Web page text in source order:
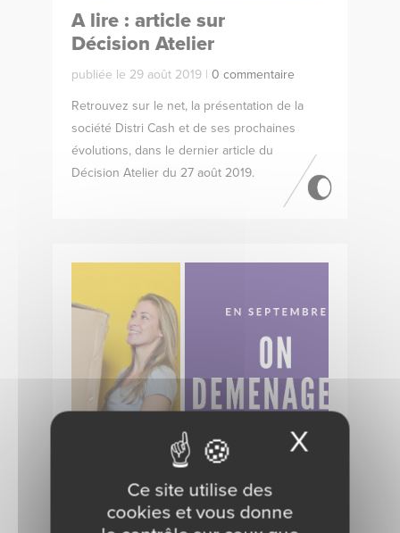
A lire : article sur
Décision Atelier
publiée le 29 août 2019 | 0 commentaire
Retrouvez sur le net, la présentation de la
société Distri Cash et de ses prochaines
évolutions, dans le dernier article du
Décision Atelier du 27 août 2019.
Les agences d’Anglet et
Ce site utilise des
cookies et vous donne
X